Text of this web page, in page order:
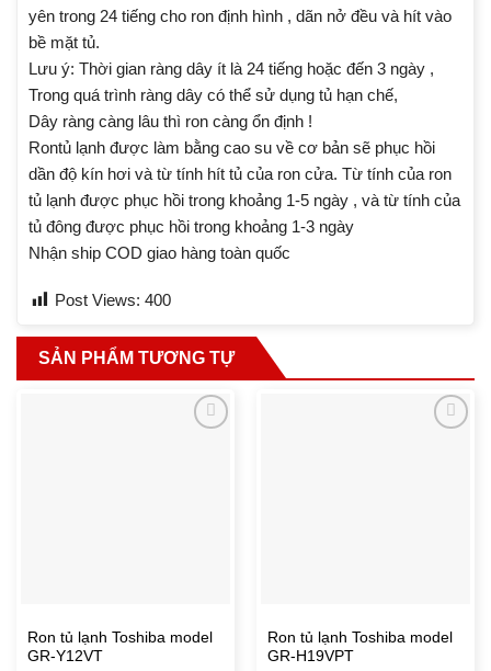
yên trong 24 tiếng cho ron định hình , dãn nở đều và hít vào
bề mặt tủ.
Lưu ý: Thời gian ràng dây ít là 24 tiếng hoặc đến 3 ngày ,
Trong quá trình ràng dây có thể sử dụng tủ hạn chế,
Dây ràng càng lâu thì ron càng ổn định !
Rontủ lạnh được làm bằng cao su về cơ bản sẽ phục hồi
dần độ kín hơi và từ tính hít tủ của ron cửa. Từ tính của ron
tủ lạnh được phục hồi trong khoảng 1-5 ngày , và từ tính của
tủ đông được phục hồi trong khoảng 1-3 ngày
Nhận ship COD giao hàng toàn quốc
Post Views: 400
SẢN PHẨM TƯƠNG TỰ
Ron tủ lạnh Toshiba model
GR-Y12VT
Ron tủ lạnh Toshiba model
GR-H19VPT